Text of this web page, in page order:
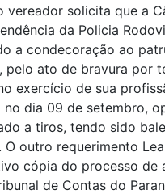
vereador solicita que a
da Policia
a condecoração ao
pelo ato de bravura por
exercício de sua
dia 09 de setembro,
a tiros, tendo sido
O outro requerimento
cópia do processo de
de Contas do